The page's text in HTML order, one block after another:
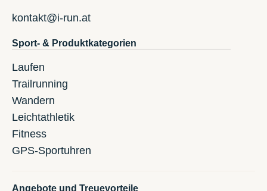
kontakt@i-run.at
Sport- & Produktkategorien
Laufen
Trailrunning
Wandern
Leichtathletik
Fitness
GPS-Sportuhren
Angebote und Treuevorteile